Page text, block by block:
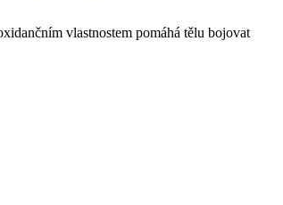
vlastnostem pomáhá tělu bojovat